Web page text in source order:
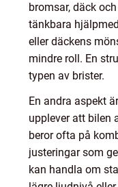
bromsar, däck
tänkbara
eller däckens
mindre roll. En
typen av brister.
En andra aspekt
upplever att bilen
beror ofta på
justeringar som
kan handla om